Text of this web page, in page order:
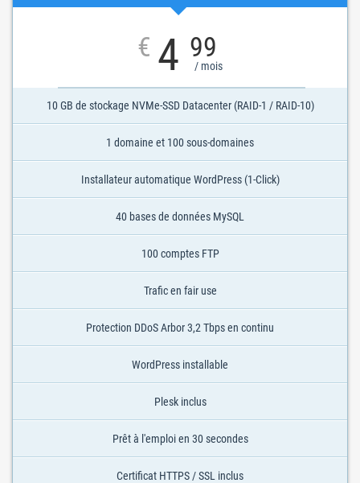
€ 4 99
/ mois
10 GB de stockage NVMe-SSD Datacenter (RAID-1 / RAID-10)
1 domaine et 100 sous-domaines
Installateur automatique WordPress (1-Click)
40 bases de données MySQL
100 comptes FTP
Trafic en fair use
Protection DDoS Arbor 3,2 Tbps en continu
WordPress installable
Plesk inclus
Prêt à l'emploi en 30 secondes
Certificat HTTPS / SSL inclus